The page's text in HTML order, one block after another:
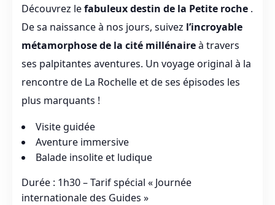
Découvrez lefabuleux destin de la Petite roche .
De sa naissance à nos jours, suivez l’incroyable
métamorphose de la cité millénaireà travers
ses palpitantes aventures. Un voyage original à la
rencontre de La Rochelle et de ses épisodes les
plus marquants !
Visite guidée
Aventure immersive
Balade insolite et ludique
Durée : 1h30 – Tarif spécial « Journée
internationale des Guides »